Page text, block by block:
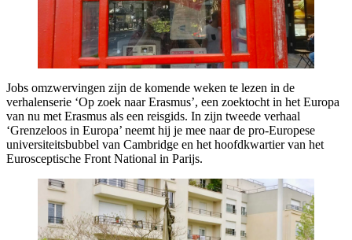
Jobs omzwervingen zijn de komende weken te lezen in de
verhalenserie ‘Op zoek naar Erasmus’, een zoektocht in het Europa
van nu met Erasmus als een reisgids. In zijn tweede verhaal
‘Grenzeloos in Europa’ neemt hij je mee naar de pro-Europese
universiteitsbubbel van Cambridge en het hoofdkwartier van het
Eurosceptische Front National in Parijs.